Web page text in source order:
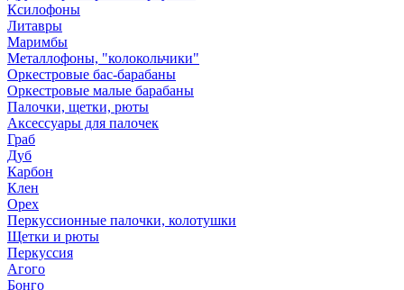
Ксилофоны
Литавры
Маримбы
Металлофоны, "колокольчики"
Оркестровые бас-барабаны
Оркестровые малые барабаны
Палочки, щетки, рюты
Аксессуары для палочек
Граб
Дуб
Карбон
Клен
Орех
Перкуссионные палочки, колотушки
Щетки и рюты
Перкуссия
Агого
Бонго